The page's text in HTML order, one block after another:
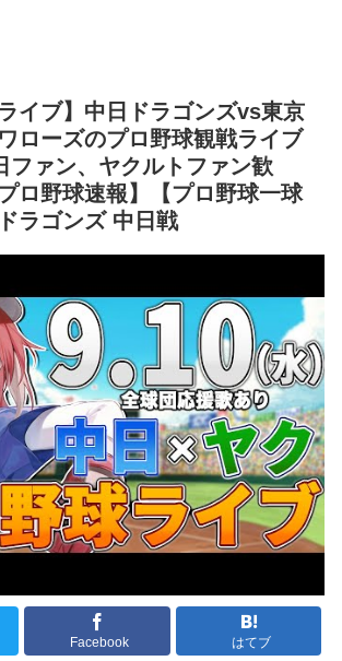
イブ】中日ドラゴンズvs東京
ローズのプロ野球観戦ライブ
ファン、ヤクルトファン歓
ロ野球速報】【プロ野球一球
ラゴンズ 中日戦
Facebook はてブ